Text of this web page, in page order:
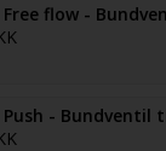
flow -
Push - Bundventil